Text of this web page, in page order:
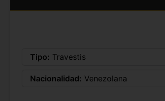
Tipo: Travestis
Nacionalidad: Venezolana